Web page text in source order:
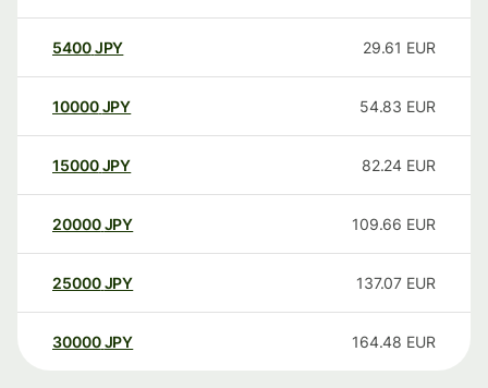
5400JPY 29.61 EUR
10000 JPY 54.83 EUR
15000 JPY 82.24 EUR
20000 JPY 109.66 EUR
25000 JPY 137.07 EUR
30000 JPY 164.48 EUR